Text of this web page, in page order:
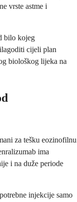
vrste astme i
bilo kojeg
cijeli plan
biološkog lijeka na
za tešku eozinofilnu
ima
i na duže periode
injekcije samo